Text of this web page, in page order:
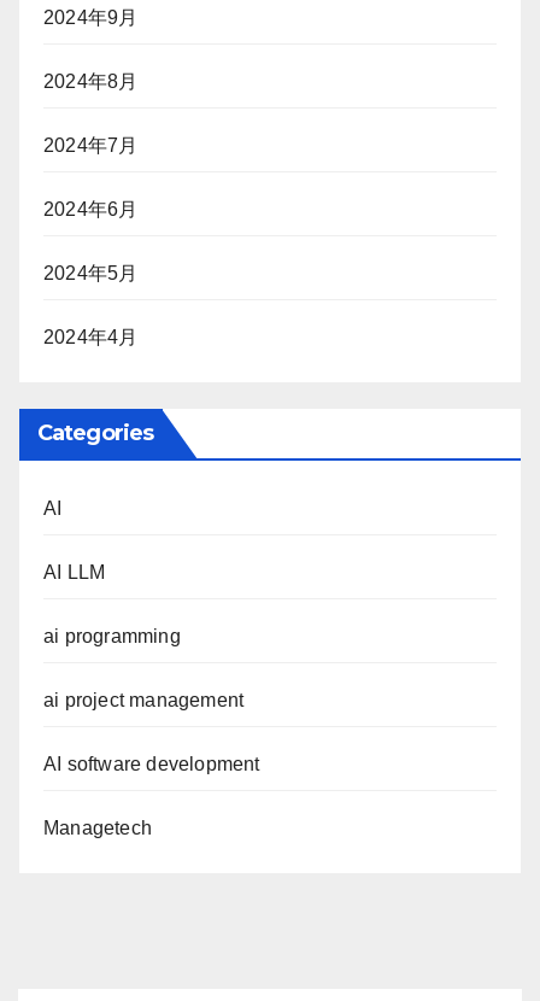
2024年9月
2024年8月
2024年7月
2024年6月
2024年5月
2024年4月
Categories
AI
AI LLM
ai programming
ai project management
AI software development
Managetech